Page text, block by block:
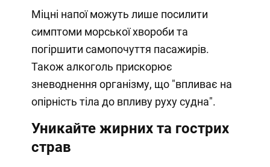
Міцні напої можуть лише посилити
симптоми морської хвороби та
погіршити самопочуття пасажирів.
Також алкоголь прискорює
зневоднення організму, що "впливає на
опірність тіла до впливу руху судна".
Уникайте жирних та гострих
страв